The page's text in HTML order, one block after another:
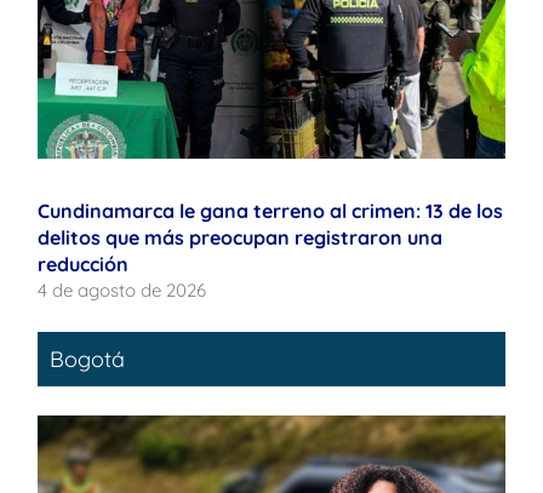
Cundinamarca le gana terreno al crimen: 13 de los
delitos que más preocupan registraron una
reducción
4 de agosto de 2026
Bogotá